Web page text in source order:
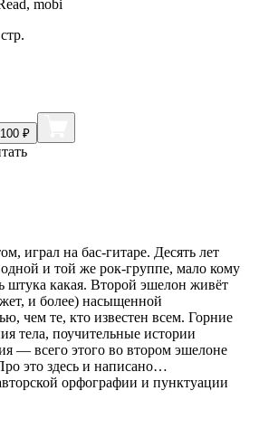
mobi
₽
играл на бас-гитаре. Десять лет
одной и той же рок-группе, мало кому
штука какая. Второй эшелон живёт
и более) насыщенной
чем те, кто известен всем. Горние
тела, поучительные истории
— всего этого во втором эшелоне
это здесь и написано…
орфографии и пунктуации